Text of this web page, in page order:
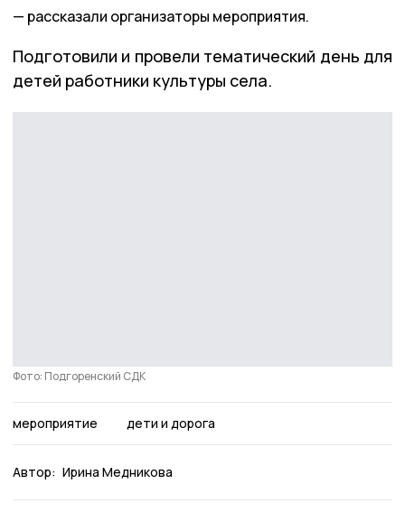
рассказали организаторы мероприятия.
Подготовили и провели тематический день для
детей работники культуры села.
Фото: Подгоренский СДК
мероприятие дети и дорога
Автор: Ирина Медникова